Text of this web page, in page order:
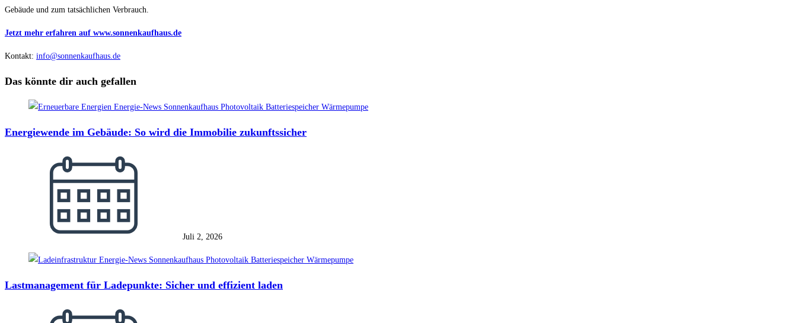
Gebäude und zum tatsächlichen Verbrauch.
Jetzt mehr erfahren auf www.sonnenkaufhaus.de
Kontakt: info@sonnenkaufhaus.de
Das könnte dir auch gefallen
Energiewende im Gebäude: So wird die Immobilie zukunftssicher
Juli 2, 2026
Lastmanagement für Ladepunkte: Sicher und effizient laden